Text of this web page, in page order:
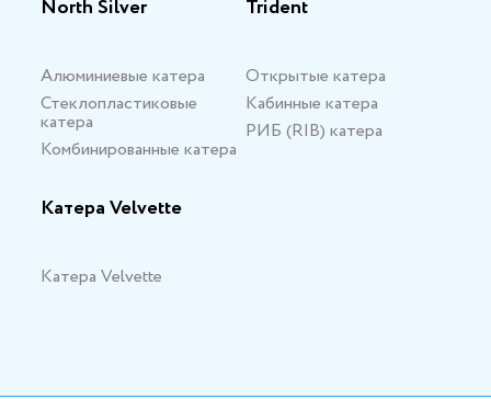
North Silver
Алюминиевые катера
Стеклопластиковые
катера
Комбинированные катера
Trident
Открытые катера
Кабинные катера
РИБ (RIB) катера
Катера Velvette
Катера Velvette